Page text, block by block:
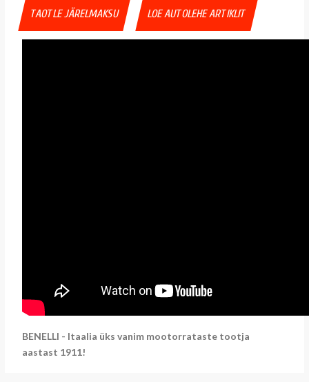
TAOTLE JÄRELMAKSU LOE AUTOLEHE ARTIKLIT
BENELLI - Itaalia üks vanim mootorrataste tootja
aastast 1911!